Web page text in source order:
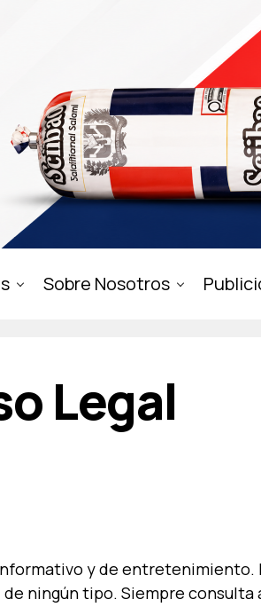
Sobre Nosotros
Legal
y de entretenimiento.
ningún tipo. Siempre consulta